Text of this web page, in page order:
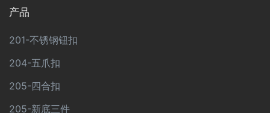
产品
201-不锈钢钮扣
204-五爪扣
205-四合扣
205-新底三件